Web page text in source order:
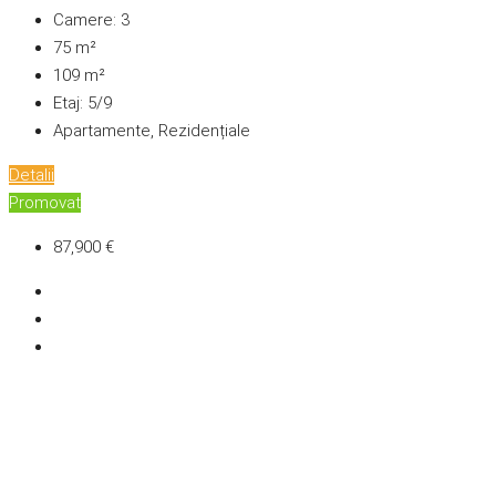
Camere: 3
75 m²
109 m²
Etaj: 5/9
Apartamente, Rezidențiale
Detalii
Promovat
87,900 €